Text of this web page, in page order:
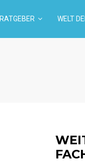
RATGEBER WELT